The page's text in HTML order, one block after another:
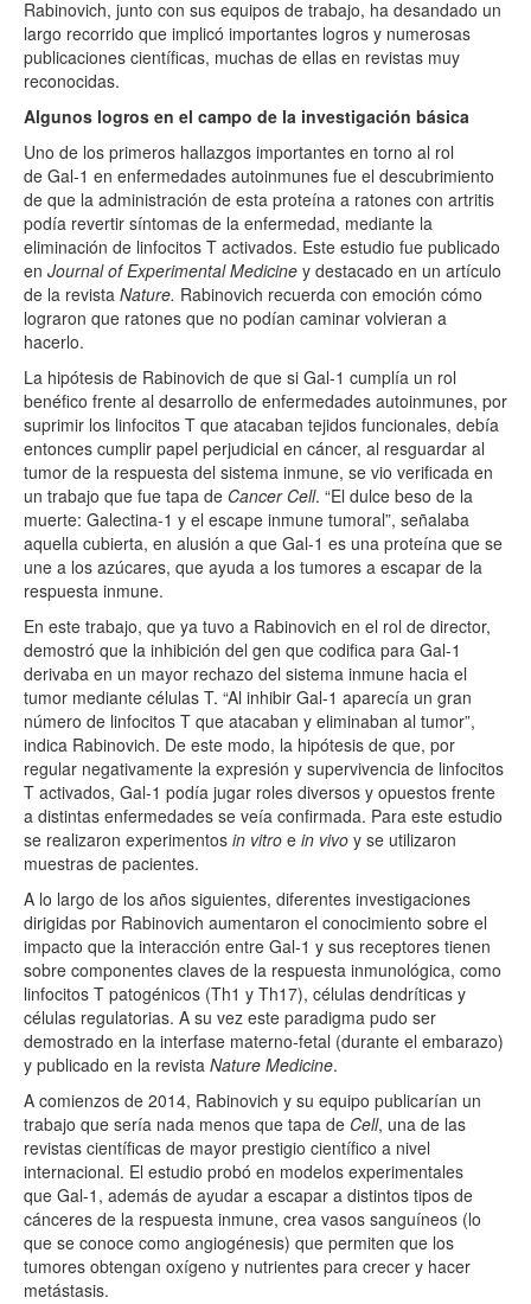
Rabinovich, junto con sus equipos de trabajo, ha desandado un
largo recorrido que implicó importantes logros y numerosas
publicaciones científicas, muchas de ellas en revistas muy
reconocidas.
Algunos logros en el campo de la investigación básica
Uno de los primeros hallazgos importantes en torno al rol
de Gal-1 en enfermedades autoinmunes fue el descubrimiento
de que la administración de esta proteína a ratones con artritis
podía revertir síntomas de la enfermedad, mediante la
eliminación de linfocitos T activados. Este estudio fue publicado
en Journal of Experimental Medicine y destacado en un artículo
de la revista Nature. Rabinovich recuerda con emoción cómo
lograron que ratones que no podían caminar volvieran a
hacerlo.
La hipótesis de Rabinovich de que si Gal-1 cumplía un rol
benéfico frente al desarrollo de enfermedades autoinmunes, por
suprimir los linfocitos T que atacaban tejidos funcionales, debía
entonces cumplir papel perjudicial en cáncer, al resguardar al
tumor de la respuesta del sistema inmune, se vio verificada en
un trabajo que fue tapa de Cancer Cell. “El dulce beso de la
muerte: Galectina-1 y el escape inmune tumoral”, señalaba
aquella cubierta, en alusión a que Gal-1 es una proteína que se
une a los azúcares, que ayuda a los tumores a escapar de la
respuesta inmune.
En este trabajo, que ya tuvo a Rabinovich en el rol de director,
demostró que la inhibición del gen que codifica para Gal-1
derivaba en un mayor rechazo del sistema inmune hacia el
tumor mediante células T. “Al inhibir Gal-1 aparecía un gran
número de linfocitos T que atacaban y eliminaban al tumor”,
indica Rabinovich. De este modo, la hipótesis de que, por
regular negativamente la expresión y supervivencia de linfocitos
T activados, Gal-1 podía jugar roles diversos y opuestos frente
a distintas enfermedades se veía confirmada. Para este estudio
se realizaron experimentos in vitro e in vivo y se utilizaron
muestras de pacientes.
A lo largo de los años siguientes, diferentes investigaciones
dirigidas por Rabinovich aumentaron el conocimiento sobre el
impacto que la interacción entre Gal-1 y sus receptores tienen
sobre componentes claves de la respuesta inmunológica, como
linfocitos T patogénicos (Th1 y Th17), células dendríticas y
células regulatorias. A su vez este paradigma pudo ser
demostrado en la interfase materno-fetal (durante el embarazo)
y publicado en la revista Nature Medicine.
A comienzos de 2014, Rabinovich y su equipo publicarían un
trabajo que sería nada menos que tapa de Cell, una de las
revistas científicas de mayor prestigio científico a nivel
internacional. El estudio probó en modelos experimentales
que Gal-1, además de ayudar a escapar a distintos tipos de
cánceres de la respuesta inmune, crea vasos sanguíneos (lo
que se conoce como angiogénesis) que permiten que los
tumores obtengan oxígeno y nutrientes para crecer y hacer
metástasis.